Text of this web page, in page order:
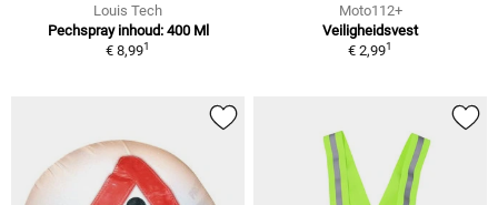
Louis Tech
Pechspray inhoud: 400 Ml
€ 8,991
Moto112+
Veiligheidsvest
€ 2,991